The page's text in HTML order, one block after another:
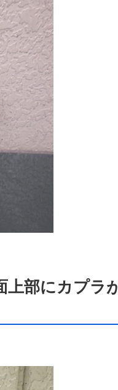
部にカプラ